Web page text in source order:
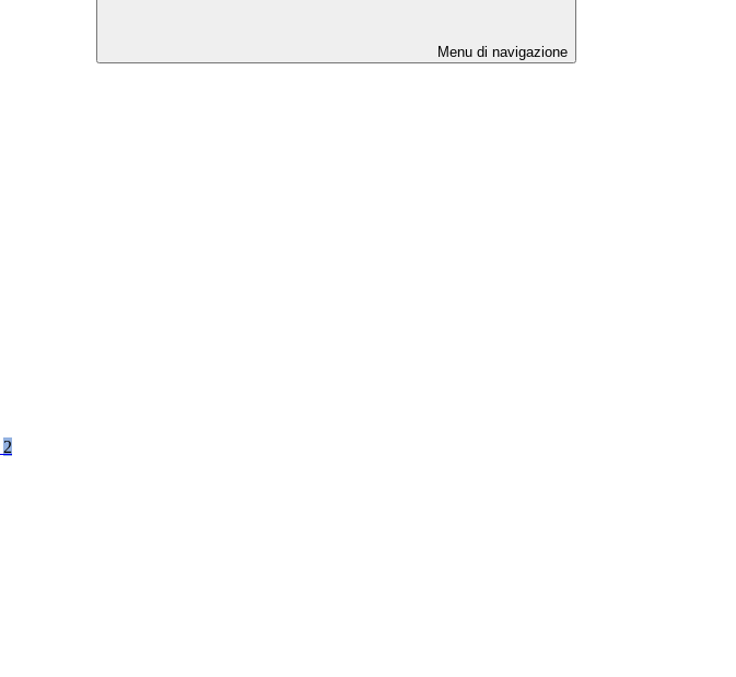
Menu di navigazione
2